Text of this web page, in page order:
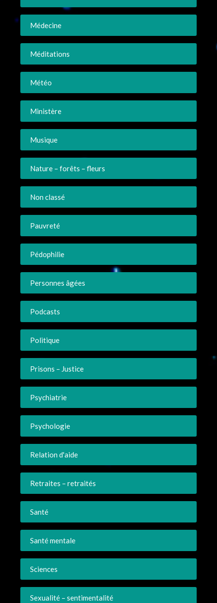
Médecine
Méditations
Météo
Ministère
Musique
Nature – forêts – fleurs
Non classé
Pauvreté
Pédophilie
Personnes âgées
Podcasts
Politique
Prisons – Justice
Psychiatrie
Psychologie
Relation d'aide
Retraites – retraités
Santé
Santé mentale
Sciences
Sexualité – sentimentalité